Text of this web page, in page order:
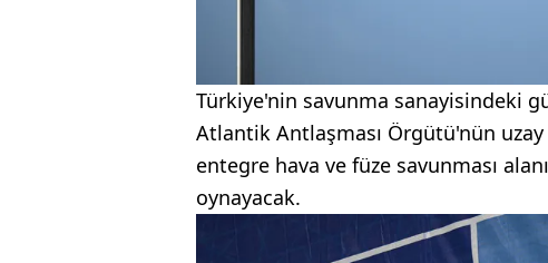
Türkiye'nin savunma sanayisindeki
Atlantik Antlaşması Örgütü'nün
entegre hava ve füze savunması
oynayacak.